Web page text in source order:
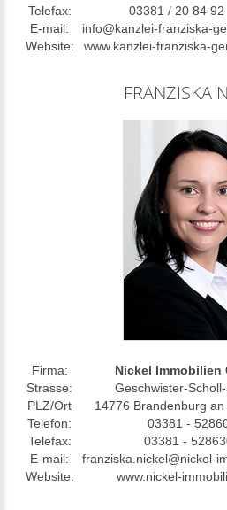
Telefax:
03381 / 20 84 92
E-mail:
info@kanzlei-franziska-
Website:
www.kanzlei-franziska-
FRANZISKA
Firma:
Nickel Immobilien
Strasse:
Geschwister-
PLZ/Ort
14776 Brandenburg
Telefon:
03381 -
Telefax:
03381 -
E-mail:
franziska.nickel@nickel-
Website:
www.nickel-